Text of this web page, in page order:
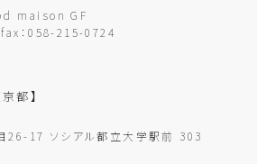
maison GF
：058-215-0724
京都】
26-17 ソシアル都立大学駅前 303